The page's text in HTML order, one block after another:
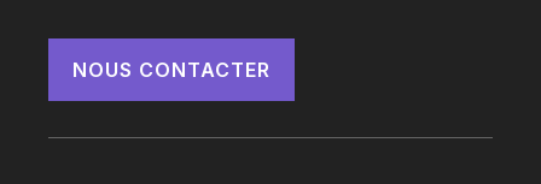
NOUS CONTACTER